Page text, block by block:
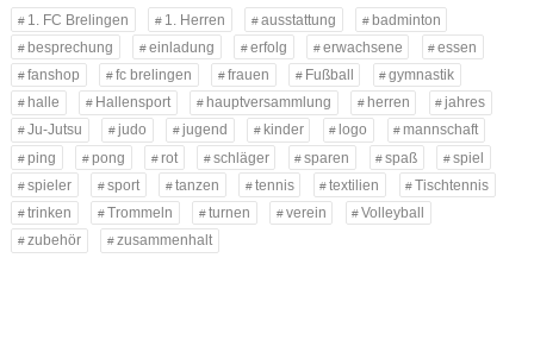
1. FC Brelingen 1. Herren ausstattung
badminton
besprechung
einladung erfolg erwachsene
essen
fanshop
fc brelingen frauen Fußball
gymnastik
halle
Hallensport hauptversammlung herren
jahres
Ju-Jutsu
judo jugend kinder logo
mannschaft
ping
pong rot schläger sparen spaß
spiel
spieler
sport tanzen tennis textilien
Tischtennis
trinken
Trommeln turnen verein
Volleyball
zubehör
zusammenhalt